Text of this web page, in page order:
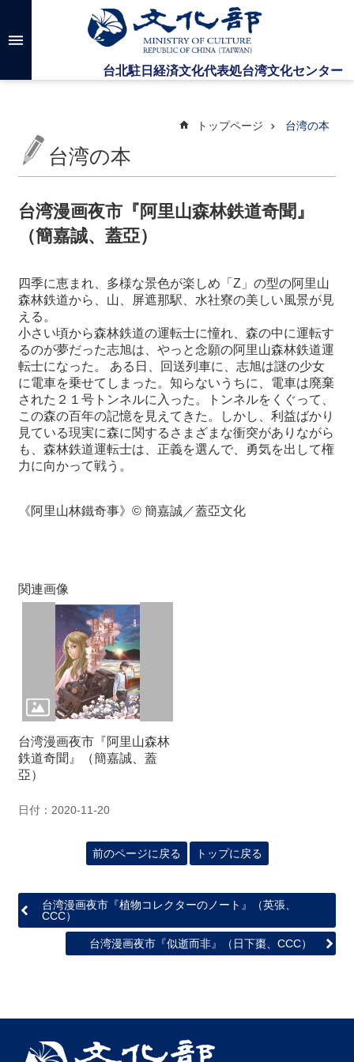
メインのコンテンツブロックにジャンプします
高
検
台
文
化
ー
に
つ
い
て
最
新
情
報
と
申
事
リ
ン
ク
サ
イ
ト
トップページ 台湾の本
台湾の本
台湾漫画夜市『阿里山森林鉄道奇聞』
（簡嘉誠、蓋亞）
四季に恵まれ、多様な景色が楽しめ「 Z 」の型の阿里山
森林鉄道から、山、屏遮那駅、水社寮の美しい風景が見
える。
小さい頃から森林鉄道の運転士に憧れ、森の中に運転す
るのが夢だった志旭は、やっと念願の阿里山森林鉄道運
転士になった。 ある日、回送列車に、志旭は謎の少女
に電車を乗せてしまった。知らないうちに、電車は廃棄
された２１号トンネルに入った。トンネルをくぐって、
この森の百年の記憶を見えてきた。しかし、利益ばかり
見ている現実に森に関するさまざまな衝突がありながら
も、森林鉄道運転士は、正義を選んで、勇気を出して権
力に向かって戦う。
《阿里山林鐵奇事》© 簡嘉誠／蓋亞文化
関連画像
台湾漫画夜市『阿里山森林
鉄道奇聞』（簡嘉誠、蓋
亞）
日付：2020-11-20
前のページに戻る トップに戻る
台湾漫画夜市『植物コレクターのノート』（英張、
CCC）
台湾漫画夜市『似逝而非』（日下棗、CCC）